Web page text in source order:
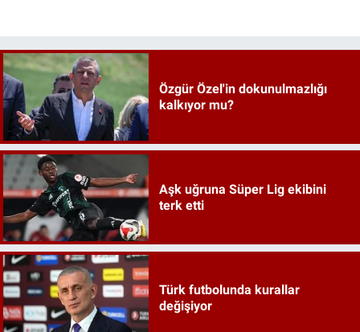
Özgür Özel'in dokunulmazlığı
kalkıyor mu?
Aşk uğruna Süper Lig ekibini
terk etti
Türk futbolunda kurallar
değişiyor